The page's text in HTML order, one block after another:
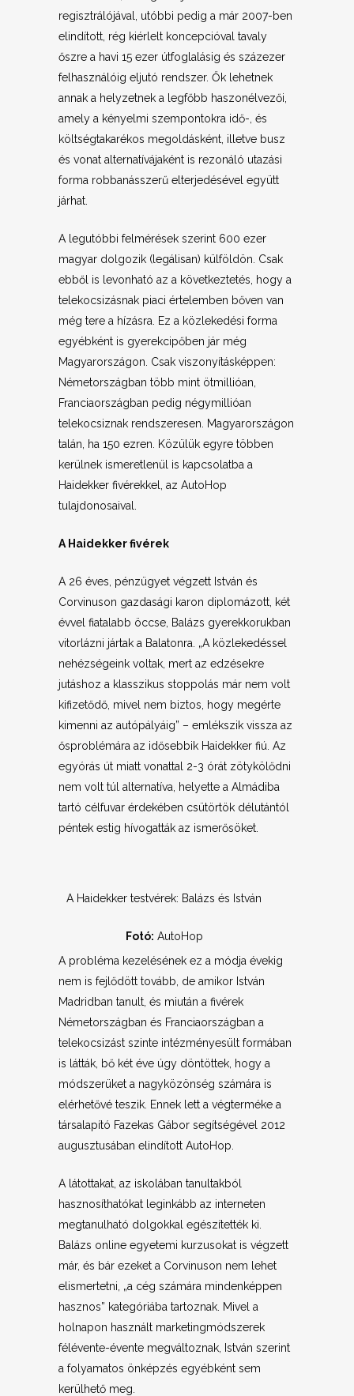
regisztrálójával, utóbbi pedig a már 2007-ben
elindított, rég kiérlelt koncepcióval tavaly
őszre a havi 15 ezer útfoglalásig és százezer
felhasználóig eljutó rendszer. Ők lehetnek
annak a helyzetnek a legfőbb haszonélvezői,
amely a kényelmi szempontokra idő-, és
költségtakarékos megoldásként, illetve busz
és vonat alternatívájaként is rezonáló utazási
forma robbanásszerű elterjedésével együtt
járhat.
A legutóbbi felmérések szerint 600 ezer
magyar dolgozik (legálisan) külföldön. Csak
ebből is levonható az a következtetés, hogy a
telekocsizásnak piaci értelemben bőven van
még tere a hízásra. Ez a közlekedési forma
egyébként is gyerekcipőben jár még
Magyarországon. Csak viszonyításképpen:
Németországban több mint ötmillióan,
Franciaországban pedig négymillióan
telekocsiznak rendszeresen. Magyarországon
talán, ha 150 ezren. Közülük egyre többen
kerülnek ismeretlenül is kapcsolatba a
Haidekker fivérekkel, az AutoHop
tulajdonosaival.
A Haidekker fivérek
A 26 éves, pénzügyet végzett István és
Corvinuson gazdasági karon diplomázott, két
évvel fiatalabb öccse, Balázs gyerekkorukban
vitorlázni jártak a Balatonra. „A közlekedéssel
nehézségeink voltak, mert az edzésekre
jutáshoz a klasszikus stoppolás már nem volt
kifizetődő, mivel nem biztos, hogy megérte
kimenni az autópályáig” – emlékszik vissza az
ősproblémára az idősebbik Haidekker fiú. Az
egyórás út miatt vonattal 2-3 órát zötykölődni
nem volt túl alternatíva, helyette a Almádiba
tartó célfuvar érdekében csütörtök délutántól
péntek estig hívogatták az ismerősöket.
A Haidekker testvérek: Balázs és István
Fotó: AutoHop
A probléma kezelésének ez a módja évekig
nem is fejlődött tovább, de amikor István
Madridban tanult, és miután a fivérek
Németországban és Franciaországban a
telekocsizást szinte intézményesült formában
is látták, bő két éve úgy döntöttek, hogy a
módszerüket a nagyközönség számára is
elérhetővé teszik. Ennek lett a végterméke a
társalapító Fazekas Gábor segítségével 2012
augusztusában elindított AutoHop.
A látottakat, az iskolában tanultakból
hasznosíthatókat leginkább az interneten
megtanulható dolgokkal egészítették ki.
Balázs online egyetemi kurzusokat is végzett
már, és bár ezeket a Corvinuson nem lehet
elismertetni, „a cég számára mindenképpen
hasznos” kategóriába tartoznak. Mivel a
holnapon használt marketingmódszerek
félévente-évente megváltoznak, István szerint
a folyamatos önképzés egyébként sem
kerülhető meg.